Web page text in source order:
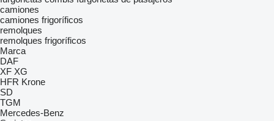
camiones
camiones frigoríficos
remolques
remolques frigoríficos
Marca
DAF
XF XG
HFR Krone
SD
TGM
Mercedes-Benz